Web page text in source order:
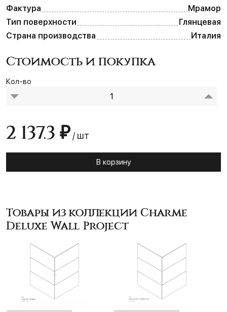
Фактура
Мрамор
Тип поверхности
Глянцевая
Страна производства
Италия
Стоимость и покупка
2 137.3 ₽ / шт
Кол-во
В корзину
Товары из коллекции Charme
Deluxe Wall Project